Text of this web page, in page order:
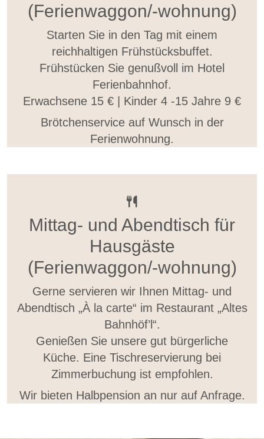
(Ferienwaggon/-wohnung)
Starten Sie in den Tag mit einem
reichhaltigen Frühstücksbuffet.
Frühstücken Sie genußvoll im Hotel
Ferienbahnhof.
Erwachsene 15 € | Kinder 4 -15 Jahre 9 €
Brötchenservice auf Wunsch in der
Ferienwohnung.
Mittag- und Abendtisch für
Hausgäste
(Ferienwaggon/-wohnung)
Gerne servieren wir Ihnen Mittag- und
Abendtisch „À la carte“ im Restaurant „Altes
Bahnhöf’l“.
Genießen Sie unsere gut bürgerliche
Küche. Eine Tischreservierung bei
Zimmerbuchung ist empfohlen.
Wir bieten Halbpension an nur auf Anfrage.